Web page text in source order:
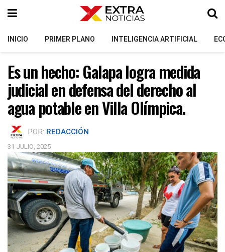
INICIO PRIMER PLANO INTELIGENCIA ARTIFICIAL
Es un hecho: Galapa logra medida
judicial en defensa del derecho al
agua potable en Villa Olímpica.
POR: REDACCIÓN
31 JULIO, 2025